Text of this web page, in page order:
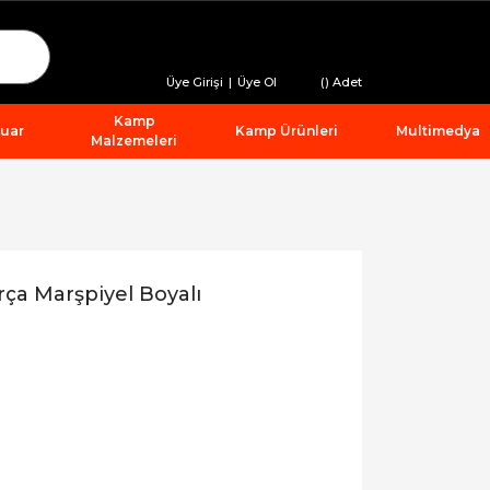
Üye Girişi | Üye Ol () Adet
Kamp
Malzemeleri
Kamp Ürünleri Multimedya
Marşpiyel Boyalı